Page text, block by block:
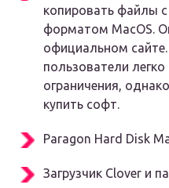
копировать файлы
форматом MacOS.
официальном
пользователи
ограничения,
купить софт.
Paragon Hard Disk
Загрузчик Clover и